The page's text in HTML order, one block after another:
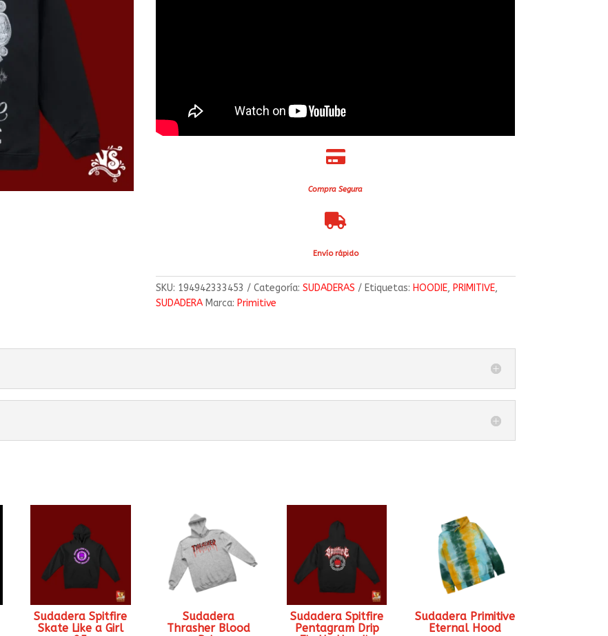

Compra Segura

Envío rápido
SKU: 194942333453 Categoría:SUDADERAS Etiquetas: HOODIE, PRIMITIVE,
SUDADERA Marca: Primitive
Sudadera Spitfire
Skate Like a Girl
Sudadera
Thrasher Blood
Sudadera Spitfire
Pentagram Drip
Sudadera Primitive
Eternal Hood